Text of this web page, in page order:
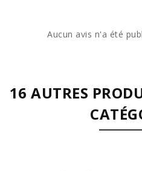
Aucun avis n'a été
16 AUTRES